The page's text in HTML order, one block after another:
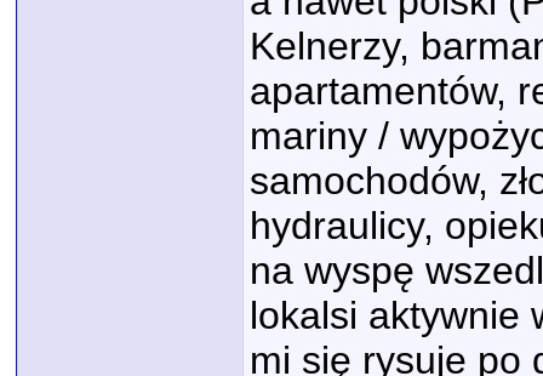
Kelnerzy,
apartamentów,
mariny /
samochodów,
hydraulicy,
na wyspę
lokalsi aktywnie
mi się rysuje po